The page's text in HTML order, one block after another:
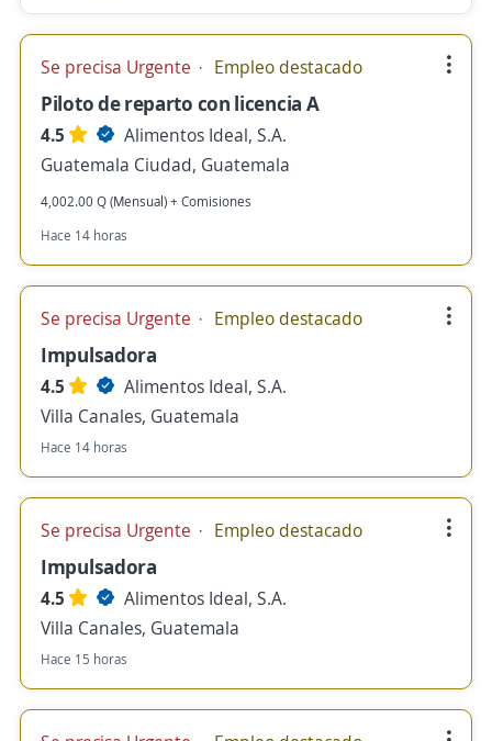
Se precisa Urgente Empleo destacado
Piloto de reparto con licencia A
4.5
Alimentos Ideal, S.A.
Guatemala Ciudad, Guatemala
4,002.00 Q (Mensual) + Comisiones
Hace 14 horas
Se precisa Urgente Empleo destacado
Impulsadora
4.5
Alimentos Ideal, S.A.
Villa Canales, Guatemala
Hace 14 horas
Se precisa Urgente Empleo destacado
Impulsadora
4.5
Alimentos Ideal, S.A.
Villa Canales, Guatemala
Hace 15 horas